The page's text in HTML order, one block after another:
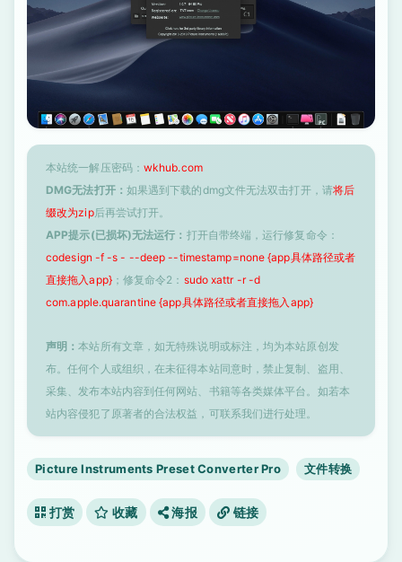
本站统一解压密码： wkhub.com
DMG无法打开： 如果遇到下载的dmg文件无法双击打开，请将后
缀改为zip后再尝试打开。
APP提示(已损坏)无法运行： 打开自带终端，运行修复命令：
codesign -f -s - --deep --timestamp=none {app具体路径或者
直接拖入app}；修复命令2： sudo xattr -r -d
com.apple.quarantine {app具体路径或者直接拖入app}
声明：本站所有文章，如无特殊说明或标注，均为本站原创发
布。任何个人或组织，在未征得本站同意时，禁止复制、盗用、
采集、发布本站内容到任何网站、书籍等各类媒体平台。如若本
站内容侵犯了原著者的合法权益，可联系我们进行处理。
Picture Instruments Preset Converter Pro 文件转换
打赏 收藏 海报 链接